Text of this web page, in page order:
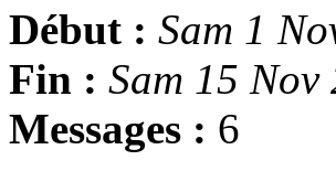
Début : Sam 1
Fin : Sam 15
Messages : 6